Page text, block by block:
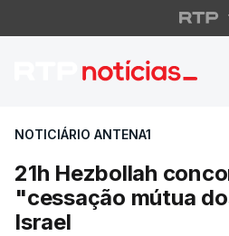
21h
NOTICIÁRIO ANTENA1
21h Hezbollah
"cessação mútua
Israel